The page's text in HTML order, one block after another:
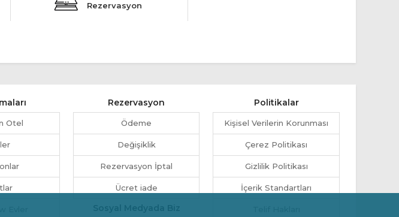
Rezervasyon
Otel
Rezervasyon
Ödeme
Değişiklik
Rezervasyon İptal
Ücret iade
Politikalar
Kişisel Verilerin Korunması
Çerez Politikası
Gizlilik Politikası
İçerik Standartları